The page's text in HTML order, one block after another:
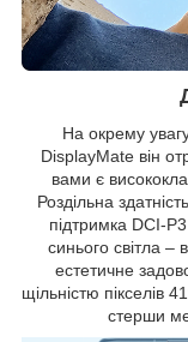
На окрему
DisplayMate він
вами є
Роздільна
підтримка DCI-
синього світла –
естетичне
щільністю пікселів
стерши